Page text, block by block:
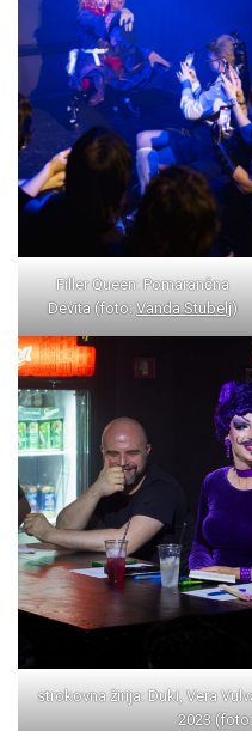
Filler Queen: Pomarančna
Devita (foto: Vanda Stubelj)
strokovna žirija: Duki, Vera
2023 (foto: